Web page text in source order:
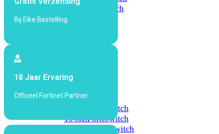
648F
FortiSwitch
648F-
Series
FortiSwitch
FortiSwitch
1048EFortiSwitch
FortiSwitch
Bij Elke Bestelling
18 Jaar Ervaring
Officeel Fortinet Partner